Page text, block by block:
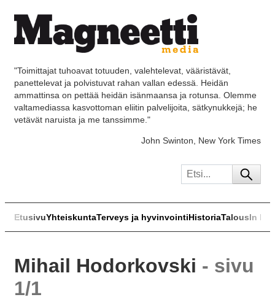
"Toimittajat tuhoavat totuuden, valehtelevat, vääristävät,
panettelevat ja polvistuvat rahan vallan edessä. Heidän
ammattinsa on pettää heidän isänmaansa ja rotunsa. Olemme
valtamediassa kasvottoman eliitin palvelijoita, sätkynukkejä; he
vetävät naruista ja me tanssimme."
John Swinton, New York Times
EtusivuYhteiskuntaTerveys ja hyvinvointiHistoriaTalousIn
Mihail Hodorkovski - sivu
1/1